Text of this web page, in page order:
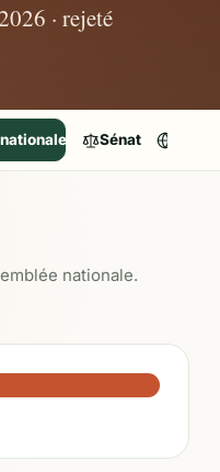
· rejeté
Sénat
nationale.